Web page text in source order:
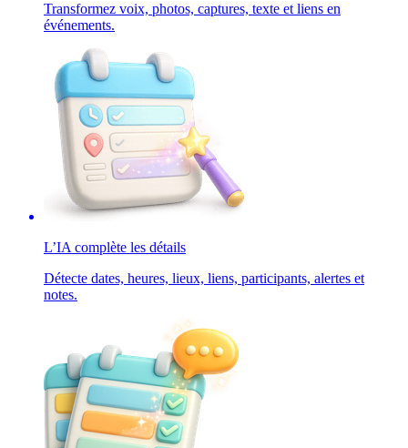
Transformez voix, photos, captures, texte et liens en
événements.
L’IA complète les détails
Détecte dates, heures, lieux, liens, participants, alertes et
notes.